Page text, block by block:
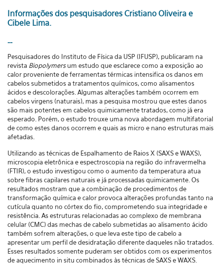
Informações dos pesquisadores Cristiano Oliveira e
Cibele Lima.
--
Pesquisadores do Instituto de Física da USP (IFUSP), publicaram na
revista Biopolymersum estudo que esclarece como a exposição ao
calor proveniente de ferramentas térmicas intensifica os danos em
cabelos submetidos a tratamentos químicos, como alisamentos
ácidos e descolorações. Algumas alterações também ocorrem em
cabelos virgens (naturais), mas a pesquisa mostrou que estes danos
são mais potentes em cabelos quimicamente tratados, como já era
esperado. Porém, o estudo trouxe uma nova abordagem multifatorial
de como estes danos ocorrem e quais as micro e nano estruturas mais
afetadas.
Utilizando as técnicas de Espalhamento de Raios X (SAXS e WAXS),
microscopia eletrônica e espectroscopia na região do infravermelha
(FTIR), o estudo investigou como o aumento da temperatura atua
sobre fibras capilares naturais e já processadas quimicamente. Os
resultados mostram que a combinação de procedimentos de
transformação química e calor provoca alterações profundas tanto na
cutícula quanto no córtex do fio, comprometendo sua integridade e
resistência. As estruturas relacionadas ao complexo de membrana
celular (CMC) das mechas de cabelo submetidas ao alisamento ácido
também sofrem alterações, o que leva este tipo de cabelo a
apresentar um perfil de desidratação diferente daqueles não tratados.
Esses resultados somente puderam ser obtidos com os experimentos
de aquecimento in situ combinados às técnicas de SAXS e WAXS.